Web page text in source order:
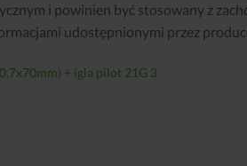
i powinien być stosowany z
udostępnionymi przez